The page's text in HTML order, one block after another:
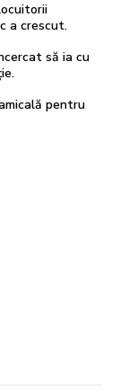
a crescut.
să ia cu
pentru